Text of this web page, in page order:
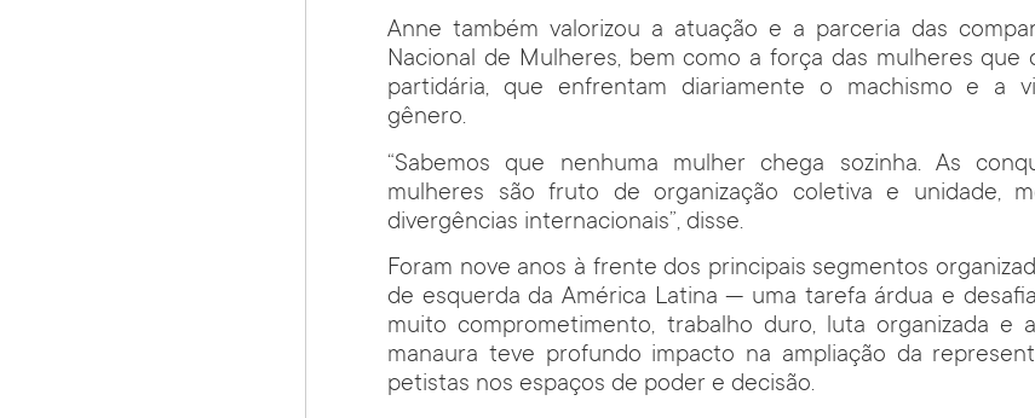
Anne também valorizou a atuação e a parceria das
Nacional de Mulheres, bem como a força das mulheres que
partidária, que enfrentam diariamente o machismo e a
gênero.
“Sabemos que nenhuma mulher chega sozinha. As
mulheres são fruto de organização coletiva e unidade,
divergências internacionais”, disse.
Foram nove anos à frente dos principais segmentos
de esquerda da América Latina — uma tarefa árdua e
muito comprometimento, trabalho duro, luta organizada e
manaura teve profundo impacto na ampliação da
petistas nos espaços de poder e decisão.